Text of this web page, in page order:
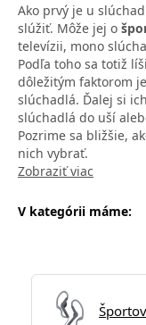
Ako prvý je u
slúžiť. Môže jej o
televízii, mono
Podľa toho sa totiž
dôležitým faktorom
slúchadlá. Ďalej si
slúchadlá do uší
Pozrime sa bližšie,
nich vybrať.
Zobraziť viac
V kategórii máme: